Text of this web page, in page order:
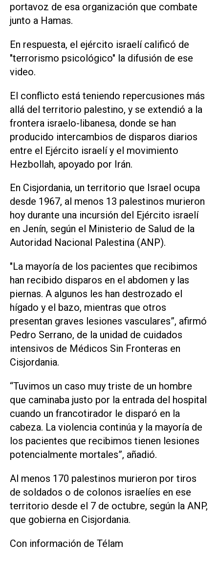
portavoz de esa organización que combate
junto a Hamas.
En respuesta, el ejército israelí calificó de
"terrorismo psicológico" la difusión de ese
video.
El conflicto está teniendo repercusiones más
allá del territorio palestino, y se extendió a la
frontera israelo-libanesa, donde se han
producido intercambios de disparos diarios
entre el Ejército israelí y el movimiento
Hezbollah, apoyado por Irán.
En Cisjordania, un territorio que Israel ocupa
desde 1967, al menos 13 palestinos murieron
hoy durante una incursión del Ejército israelí
en Jenín, según el Ministerio de Salud de la
Autoridad Nacional Palestina (ANP).
"La mayoría de los pacientes que recibimos
han recibido disparos en el abdomen y las
piernas. A algunos les han destrozado el
hígado y el bazo, mientras que otros
presentan graves lesiones vasculares”, afirmó
Pedro Serrano, de la unidad de cuidados
intensivos de Médicos Sin Fronteras en
Cisjordania.
“Tuvimos un caso muy triste de un hombre
que caminaba justo por la entrada del hospital
cuando un francotirador le disparó en la
cabeza. La violencia continúa y la mayoría de
los pacientes que recibimos tienen lesiones
potencialmente mortales”, añadió.
Al menos 170 palestinos murieron por tiros
de soldados o de colonos israelíes en ese
territorio desde el 7 de octubre, según la ANP,
que gobierna en Cisjordania.
Con información de Télam